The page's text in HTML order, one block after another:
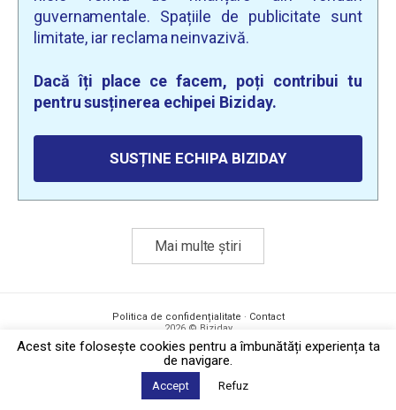
guvernamentale. Spațiile de publicitate sunt
limitate, iar reclama neinvazivă.
Dacă îți place ce facem, poți contribui tu
pentru susținerea echipei Biziday.
SUSȚINE ECHIPA BIZIDAY
Mai multe știri
Politica de confidențialitate · Contact
2026 © Biziday
Acest site foloseşte cookies pentru a îmbunătăți experiența ta
de navigare.
Accept Refuz